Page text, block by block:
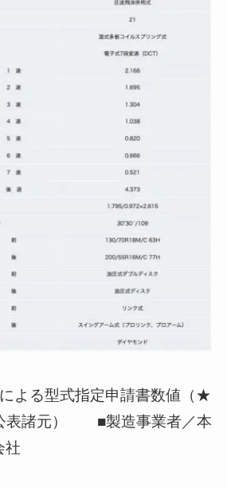
よる型式指定申請書数値（★
表諸元） ■製造事業者／本
社